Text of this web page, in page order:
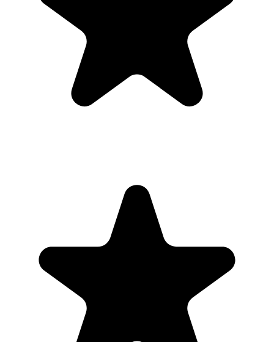
"Always have 101 things to do and this helps me organize and
prioritize like no other app can. It syncs to my phone and laptop, and
when I add dates to tasks, they automatically integrate into my
Google Calendar, which is immensely convenient. I can look at my
daily, weekly, and monthly overview in Google Calendar and
clearly see how much I was able to accomplish! Great tool indeed.
Excited to see how it will evolve over time."